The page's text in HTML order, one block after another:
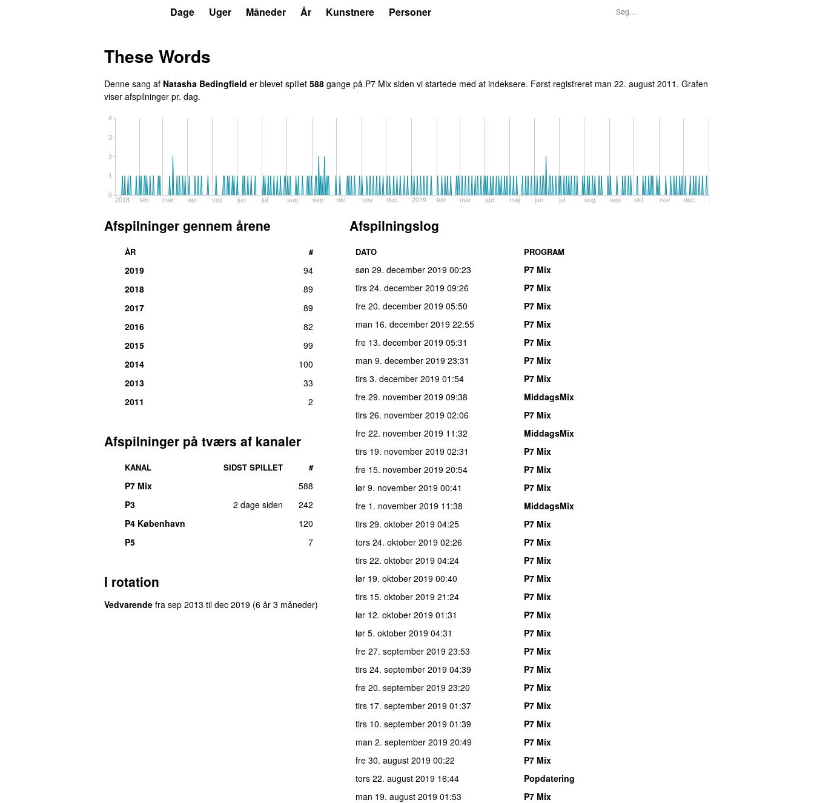
Dage Uger Måneder År Kunstnere Personer
These Words
Denne sang af Natasha Bedingfield er blevet spillet 588 gange på P7 Mix siden vi startede med at indeksere. Først registreret man 22. august 2011 . Grafen
viser afspilninger pr. dag.
0
1
2
3
4
2018 feb mar apr maj jun jul aug sep okt nov dec 2019 feb mar apr maj jun jul aug sep okt nov dec 2020
Afspilninger gennem årene
ÅR #
2019
94
2018
89
2017
89
2016
82
2015
99
2014
100
2013
33
2011
2
Afspilninger på tværs af kanaler
KANAL SIDST SPILLET #
P7 Mix
588
P3
2 dage siden
242
P4 København
120
P5
7
I rotation
Vedvarende fra sep 2013 til dec 2019 (6 år 3 måneder)
Afspilningslog
DATO PROGRAM
søn 29. december 2019 00:23
P7 Mix
tirs 24. december 2019 09:26
P7 Mix
fre 20. december 2019 05:50
P7 Mix
man 16. december 2019 22:55
P7 Mix
fre 13. december 2019 05:31
P7 Mix
man 9. december 2019 23:31
P7 Mix
tirs 3. december 2019 01:54
P7 Mix
fre 29. november 2019 09:38
MiddagsMix
tirs 26. november 2019 02:06
P7 Mix
fre 22. november 2019 11:32
MiddagsMix
tirs 19. november 2019 02:31
P7 Mix
fre 15. november 2019 20:54
P7 Mix
lør 9. november 2019 00:41
P7 Mix
fre 1. november 2019 11:38
MiddagsMix
tirs 29. oktober 2019 04:25
P7 Mix
tors 24. oktober 2019 02:26
P7 Mix
tirs 22. oktober 2019 04:24
P7 Mix
lør 19. oktober 2019 00:40
P7 Mix
tirs 15. oktober 2019 21:24
P7 Mix
lør 12. oktober 2019 01:31
P7 Mix
lør 5. oktober 2019 04:31
P7 Mix
fre 27. september 2019 23:53
P7 Mix
tirs 24. september 2019 04:39
P7 Mix
fre 20. september 2019 23:20
P7 Mix
tirs 17. september 2019 01:37
P7 Mix
tirs 10. september 2019 01:39
P7 Mix
man 2. september 2019 20:49
P7 Mix
fre 30. august 2019 00:22
P7 Mix
tors 22. august 2019 16:44
Popdatering
man 19. august 2019 01:53
P7 Mix